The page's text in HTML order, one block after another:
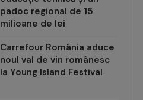
padoc regional de 15
milioane de lei
Carrefour România aduce
noul val de vin românesc
la Young Island Festival